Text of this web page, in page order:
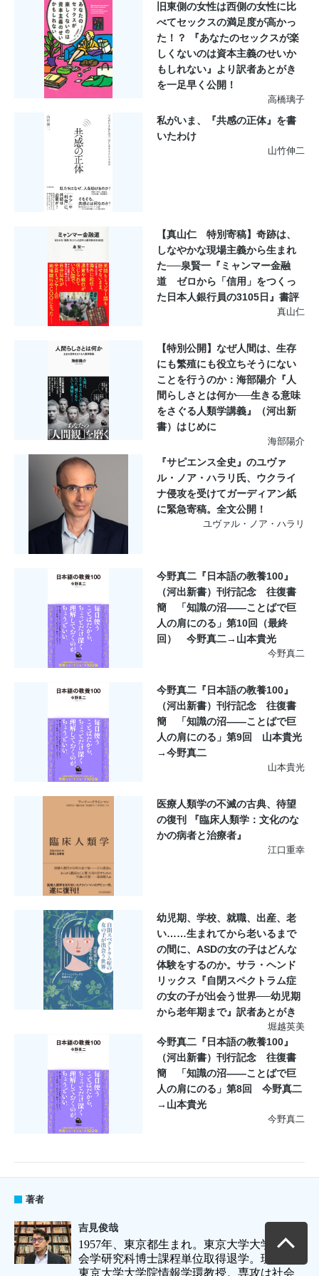
旧東側の女性は西側の女性に比
べてセックスの満足度が高かっ
た！？ 『あなたのセックスが楽
しくないのは資本主義のせいか
もしれない』より訳者あとがき
を一足早く公開！
高橋璃子
私がいま、『共感の正体』を書
いたわけ
山竹伸二
【真山仁 特別寄稿】奇跡は、
しなやかな現場主義から生まれ
た──泉賢一『ミャンマー金融
道 ゼロから「信用」をつくっ
た日本人銀行員の3105日』書評
真山仁
【特別公開】なぜ人間は、生存
にも繁殖にも役立ちそうにない
ことを行うのか：海部陽介『人
間らしさとは何か──生きる意味
をさぐる人類学講義』（河出新
書）はじめに
海部陽介
『サピエンス全史』のユヴァ
ル・ノア・ハラリ氏、ウクライ
ナ侵攻を受けてガーディアン紙
に緊急寄稿。全文公開！
ユヴァル・ノア・ハラリ
今野真二『日本語の教養100』
（河出新書）刊行記念 往復書
簡 「知識の沼――ことばで巨
人の肩にのる」第10回（最終
回） 今野真二→山本貴光
今野真二
今野真二『日本語の教養100』
（河出新書）刊行記念 往復書
簡 「知識の沼――ことばで巨
人の肩にのる」第9回 山本貴光
→今野真二
山本貴光
医療人類学の不滅の古典、待望
の復刊 『臨床人類学：文化のな
かの病者と治療者』
江口重幸
幼児期、学校、就職、出産、老
い……生まれてから老いるまで
の間に、ASDの女の子はどんな
体験をするのか。サラ・ヘンド
リックス『自閉スペクトラム症
の女の子が出会う世界──幼児期
から老年期まで』訳者あとがき
堀越英美
今野真二『日本語の教養100』
（河出新書）刊行記念 往復書
簡 「知識の沼――ことばで巨
人の肩にのる」第8回 今野真二
→山本貴光
今野真二
著者
吉見俊哉
1957年、東京都生まれ。東京大学大学院社
会学研究科博士課程単位取得退学。現在、
東京大学大学院情報学環教授。専攻は社会